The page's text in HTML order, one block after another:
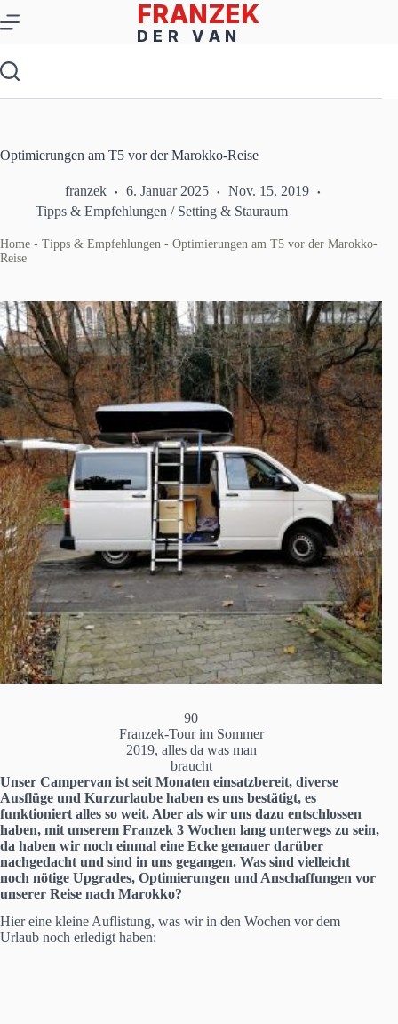
Inhalt
Optimierungen am T5 vor der Marokko-Reise
franzek 6. Januar 2025
Nov. 15, 2019
Tipps & Empfehlungen / Setting & Stauraum
Home - Tipps & Empfehlungen - Optimierungen am T5 vor der Marokko-
Reise
Franzek-Tour im Sommer
2019, alles da was man
braucht
Unser Campervan ist seit Monaten einsatzbereit, diverse
Ausflüge und Kurzurlaube haben es uns bestätigt, es
funktioniert alles so weit. Aber als wir uns dazu entschlossen
haben, mit unserem Franzek 3 Wochen lang unterwegs zu sein,
da haben wir noch einmal eine Ecke genauer darüber
nachgedacht und sind in uns gegangen. Was sind vielleicht
noch nötige Upgrades, Optimierungen und Anschaffungen vor
unserer Reise nach Marokko?
Hier eine kleine Auflistung, was wir in den Wochen vor dem
Urlaub noch erledigt haben: